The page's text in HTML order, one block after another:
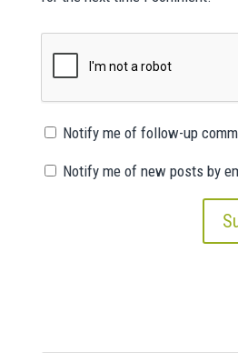
Notify me of follow-up
Notify me of new posts by